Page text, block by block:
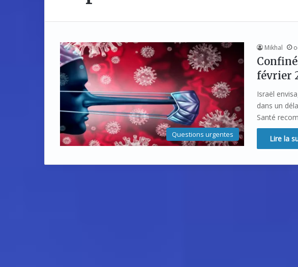
Questions urgentes
Mikhal
février
Israël
dans un
Santé
Lire la